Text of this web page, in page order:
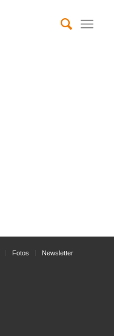
Fotos
Newsletter